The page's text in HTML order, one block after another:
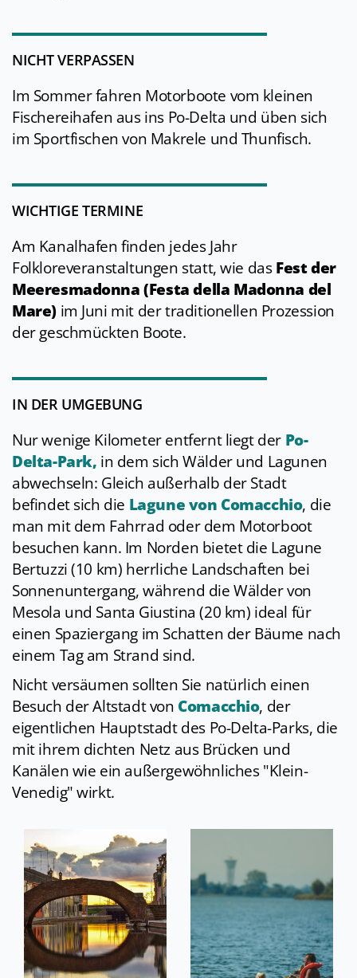
NICHT VERPASSEN
Im Sommer fahren Motorboote vom kleinen
Fischereihafen aus ins Po-Delta und üben sich
im Sportfischen von Makrele und Thunfisch.
WICHTIGE TERMINE
Am Kanalhafen finden jedes Jahr
Folkloreveranstaltungen statt, wie dasFest der
Meeresmadonna (Festa della Madonna del
Mare)im Juni mit der traditionellen Prozession
der geschmückten Boote.
IN DER UMGEBUNG
Nur wenige Kilometer entfernt liegt der Po-
Delta-Park, in dem sich Wälder und Lagunen
abwechseln: Gleich außerhalb der Stadt
befindet sich die Lagune von Comacchio, die
man mit dem Fahrrad oder dem Motorboot
besuchen kann. Im Norden bietet die Lagune
Bertuzzi (10 km) herrliche Landschaften bei
Sonnenuntergang, während die Wälder von
Mesola und Santa Giustina (20 km) ideal für
einen Spaziergang im Schatten der Bäume nach
einem Tag am Strand sind.
Nicht versäumen sollten Sie natürlich einen
Besuch der Altstadt von Comacchio, der
eigentlichen Hauptstadt des Po-Delta-Parks, die
mit ihrem dichten Netz aus Brücken und
Kanälen wie ein außergewöhnliches "Klein-
Venedig" wirkt.